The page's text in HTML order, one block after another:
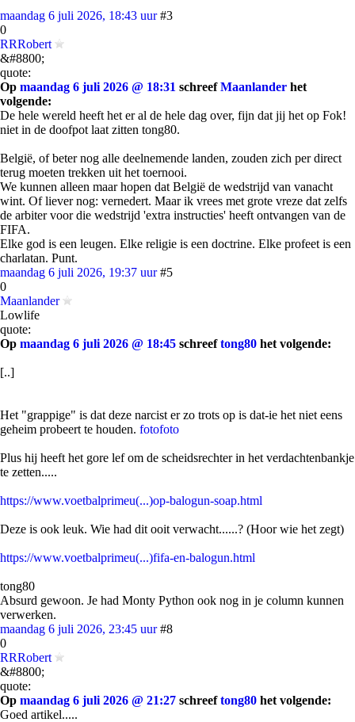
maandag 6 juli 2026, 18:43 uur #3
0
RRRobert
&#8800;
quote:
Op maandag 6 juli 2026 @ 18:31 schreefMaanlander het
volgende:
De hele wereld heeft het er al de hele dag over, fijn dat jij het op Fok!
niet in de doofpot laat zitten tong80.
België, of beter nog alle deelnemende landen, zouden zich per direct
terug moeten trekken uit het toernooi.
We kunnen alleen maar hopen dat België de wedstrijd van vanacht
wint. Of liever nog: vernedert. Maar ik vrees met grote vreze dat zelfs
de arbiter voor die wedstrijd 'extra instructies' heeft ontvangen van de
FIFA.
Elke god is een leugen. Elke religie is een doctrine. Elke profeet is een
charlatan. Punt.
maandag 6 juli 2026, 19:37 uur #5
0
Maanlander
Lowlife
quote:
Op maandag 6 juli 2026 @ 18:45 schreeftong80 het volgende:
[..]
Het "grappige" is dat deze narcist er zo trots op is dat-ie het niet eens
geheim probeert te houden. fotofoto
Plus hij heeft het gore lef om de scheidsrechter in het verdachtenbankje
te zetten.....
https://www.voetbalprimeu(...)op-balogun-soap.html
Deze is ook leuk. Wie had dit ooit verwacht......? (Hoor wie het zegt)
https://www.voetbalprimeu(...)fifa-en-balogun.html
tong80
Absurd gewoon. Je had Monty Python ook nog in je column kunnen
verwerken.
maandag 6 juli 2026, 23:45 uur #8
0
RRRobert
&#8800;
quote:
Op maandag 6 juli 2026 @ 21:27 schreeftong80 het volgende:
Goed artikel.....